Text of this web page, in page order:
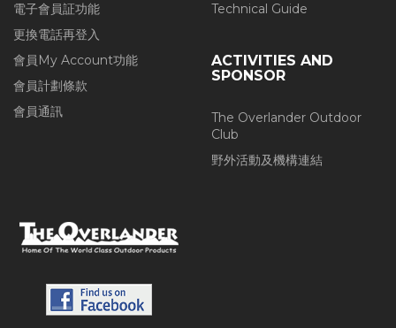
電子會員証功能
更換電話再登入
會員My Account功能
會員計劃條款
會員通訊
Technical Guide
ACTIVITIES AND
SPONSOR
The Overlander Outdoor
Club
野外活動及機構連結